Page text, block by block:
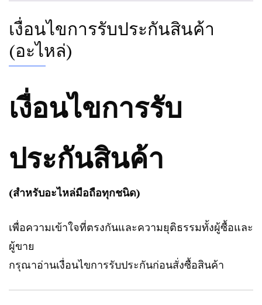
เงื่อนไขการรับประกันสินค้า
(อะไหล่)
เงื่อนไขการรับ
ประกันสินค้า
(สำหรับอะไหล่มือถือทุกชนิด)
เพื่อความเข้าใจที่ตรงกันและความยุติธรรมทั้งผู้ซื้อและ
ผู้ขาย
กรุณาอ่านเงื่อนไขการรับประกันก่อนสั่งซื้อสินค้า